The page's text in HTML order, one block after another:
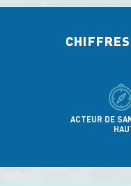
ACTEUR DE